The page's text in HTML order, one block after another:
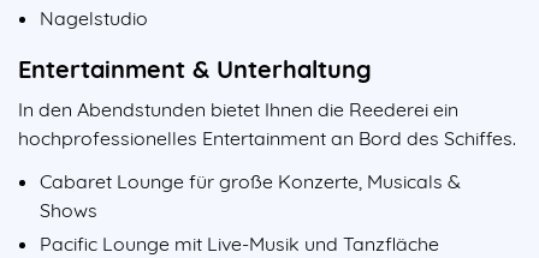
Nagelstudio
Entertainment & Unterhaltung
In den Abendstunden bietet Ihnen die Reederei ein
hochprofessionelles Entertainment an Bord des Schiffes.
Cabaret Lounge für große Konzerte, Musicals &
Shows
Pacific Lounge mit Live-Musik und Tanzfläche